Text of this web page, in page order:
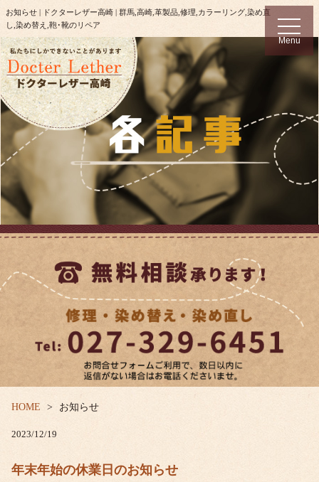
お知らせ | ドクターレザー高崎 | 群馬,高崎,革製品,修理,カラーリング,染め直
し,染め替え,鞄･靴のリペア
t
o
g
g
g
n
Menu
HOME お知らせ
2023/12/19
年末年始の休業日のお知らせ